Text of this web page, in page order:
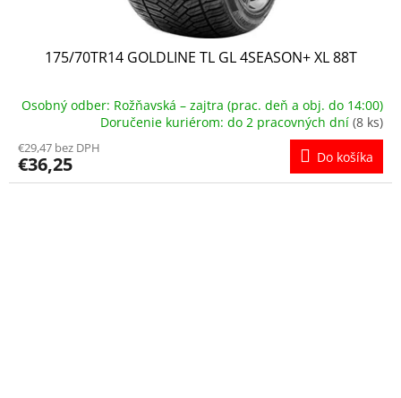
175/70TR14 GOLDLINE TL GL 4SEASON+ XL 88T
Osobný odber: Rožňavská – zajtra (prac. deň a obj. do 14:00)
Doručenie kuriérom: do 2 pracovných dní (8 ks)
€29,47 bez DPH
€36,25 Do košíka